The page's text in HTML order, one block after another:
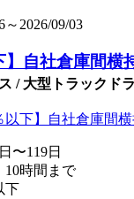
2026/09/03
】自社倉庫間横
/ 大型トラックド
〜119日
10時間まで
下